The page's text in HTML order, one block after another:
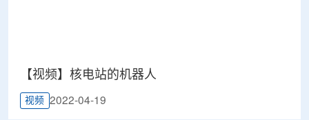
【视频】核电站的机器人
视频 2022-04-19